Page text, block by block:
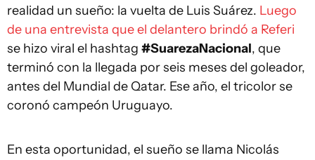
realidad un sueño: la vuelta de Luis Suárez. Luego
de una entrevista que el delantero brindó a Referi
se hizo viral el hashtag #SuarezaNacional, que
terminó con la llegada por seis meses del goleador,
antes del Mundial de Qatar. Ese año, el tricolor se
coronó campeón Uruguayo.
En esta oportunidad, el sueño se llama Nicolás